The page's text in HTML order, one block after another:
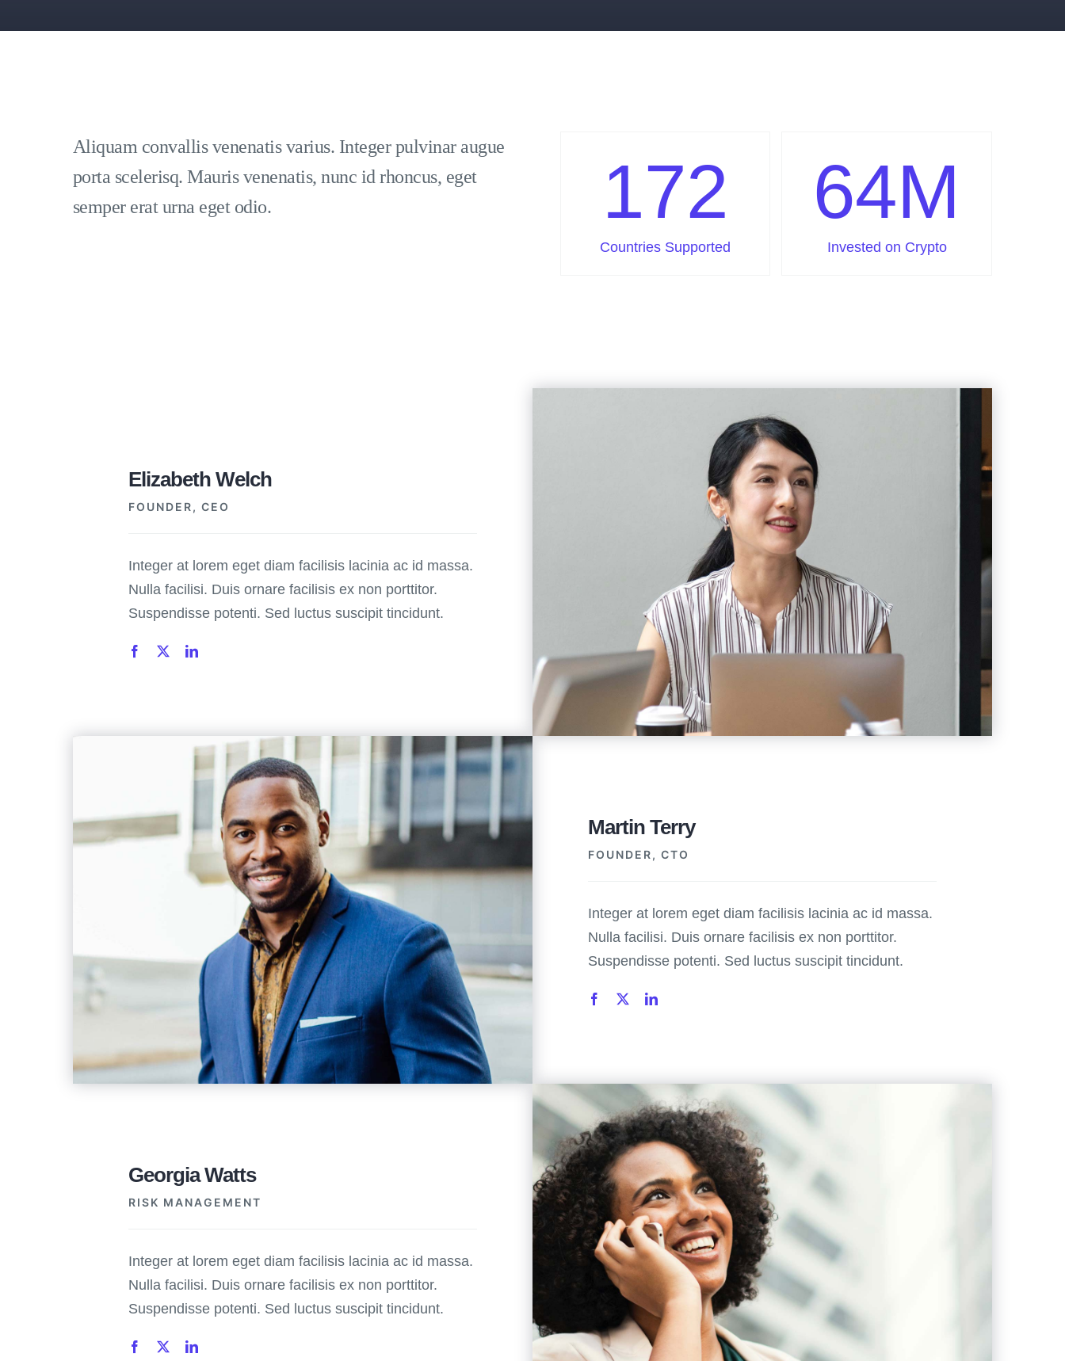
Aliquam convallis venenatis varius. Integer pulvinar augue
porta scelerisq. Mauris venenatis, nunc id rhoncus, eget
semper erat urna eget odio.
172
Countries Supported
64M
Invested on Crypto
Elizabeth Welch
FOUNDER, CEO
Integer at lorem eget diam facilisis lacinia ac id massa.
Nulla facilisi. Duis ornare facilisis ex non porttitor.
Suspendisse potenti. Sed luctus suscipit tincidunt.
Martin Terry
FOUNDER, CTO
Integer at lorem eget diam facilisis lacinia ac id massa.
Nulla facilisi. Duis ornare facilisis ex non porttitor.
Suspendisse potenti. Sed luctus suscipit tincidunt.
Georgia Watts
RISK MANAGEMENT
Integer at lorem eget diam facilisis lacinia ac id massa.
Nulla facilisi. Duis ornare facilisis ex non porttitor.
Suspendisse potenti. Sed luctus suscipit tincidunt.